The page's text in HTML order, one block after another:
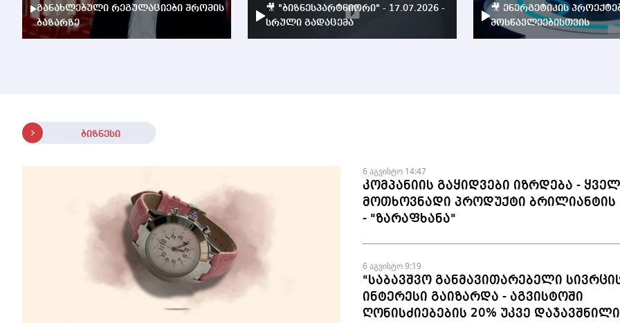
განახლებული რეგულაციები შრომის
ბაზარზე
🎥 "ბიზნესპარტნიორი" - 17.07.2026 -
სრული გადაცემა
🎥 ენერგეტიკის
მოსწავლეებისთვის
ბიზნესი
6 აგვისტო 14:47
კომპანიის გაყიდვები იზრდება -
მოთხოვნადი პროდუქტი ბრილიანტის
- "ზარაფხანა"
6 აგვისტო 9:19
"საბავშვო განმავითარებელი
ინტერესი გაიზარდა - აგვისტოში
ღონისძიებების 20% უკვე